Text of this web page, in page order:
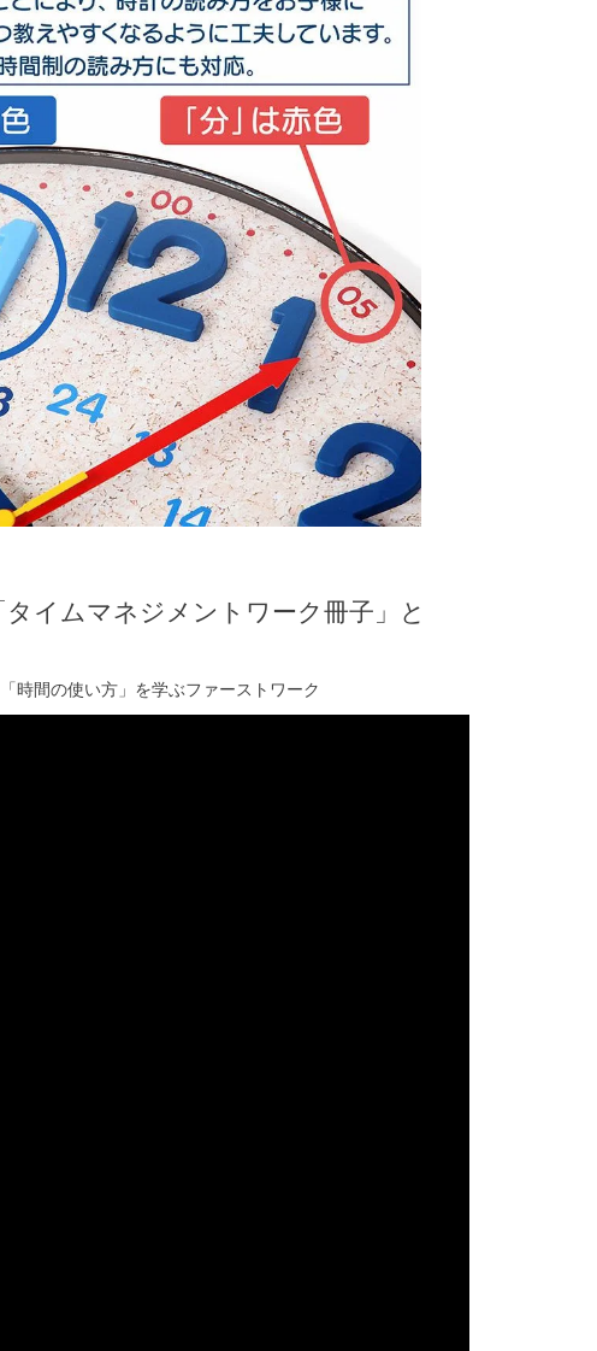
タイムマネジメントワーク冊子」と
時間の使い方」を学ぶファーストワーク